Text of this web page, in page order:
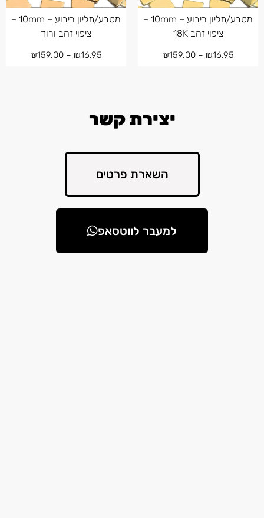
מטבע/תליון ריבוע – 10mm –
ציפוי זהב 18K
₪16.95
–
₪159.00
מטבע/תליון ריבוע – 10mm –
ציפוי זהב ורוד
₪16.95
–
₪159.00
יצירת קשר
השארת פרטים
למעבר לווטסאפ